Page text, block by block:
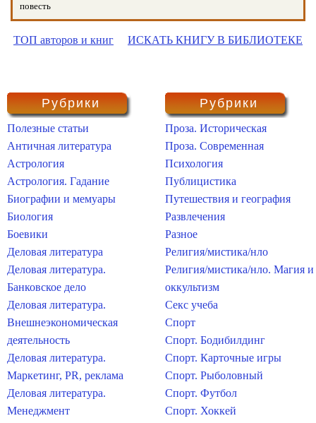
повесть
ТОП авторов и книг ИСКАТЬ КНИГУ В БИБЛИОТЕКЕ
Рубрики
Полезные статьи
Античная литература
Астрология
Астрология. Гадание
Биографии и мемуары
Биология
Боевики
Деловая литература
Деловая литература.
Банковское дело
Деловая литература.
Внешнеэкономическая
деятельность
Деловая литература.
Маркетинг, PR, реклама
Деловая литература.
Менеджмент
Рубрики
Проза. Историческая
Проза. Современная
Психология
Публицистика
Путешествия и география
Развлечения
Разное
Религия/мистика/нло
Религия/мистика/нло. Магия и
оккультизм
Секс учеба
Спорт
Спорт. Бодибилдинг
Спорт. Карточные игры
Спорт. Рыболовный
Спорт. Футбол
Спорт. Хоккей